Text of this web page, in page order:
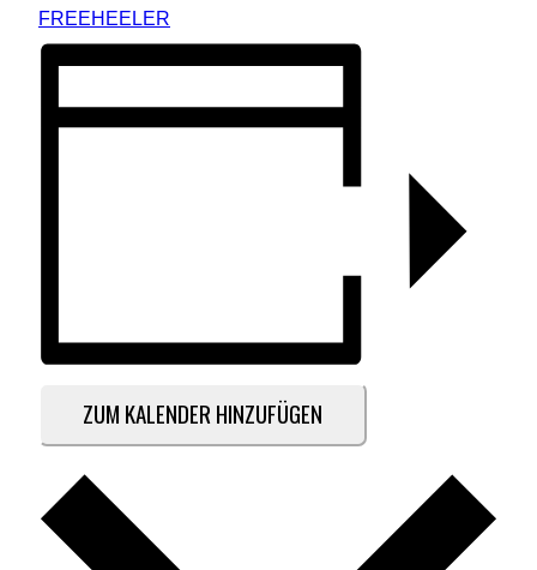
FREEHEELER
ZUM KALENDER HINZUFÜGEN